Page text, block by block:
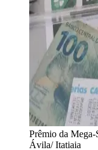
Prêmio da Mega-
Ávila/ Itatiaia